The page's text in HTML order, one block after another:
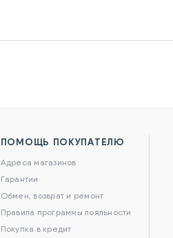
ПОМОЩЬ ПОКУПАТЕЛЮ
Адреса магазинов
Гарантии
Обмен, возврат и ремонт
Правила программы лояльности
Покупка в кредит